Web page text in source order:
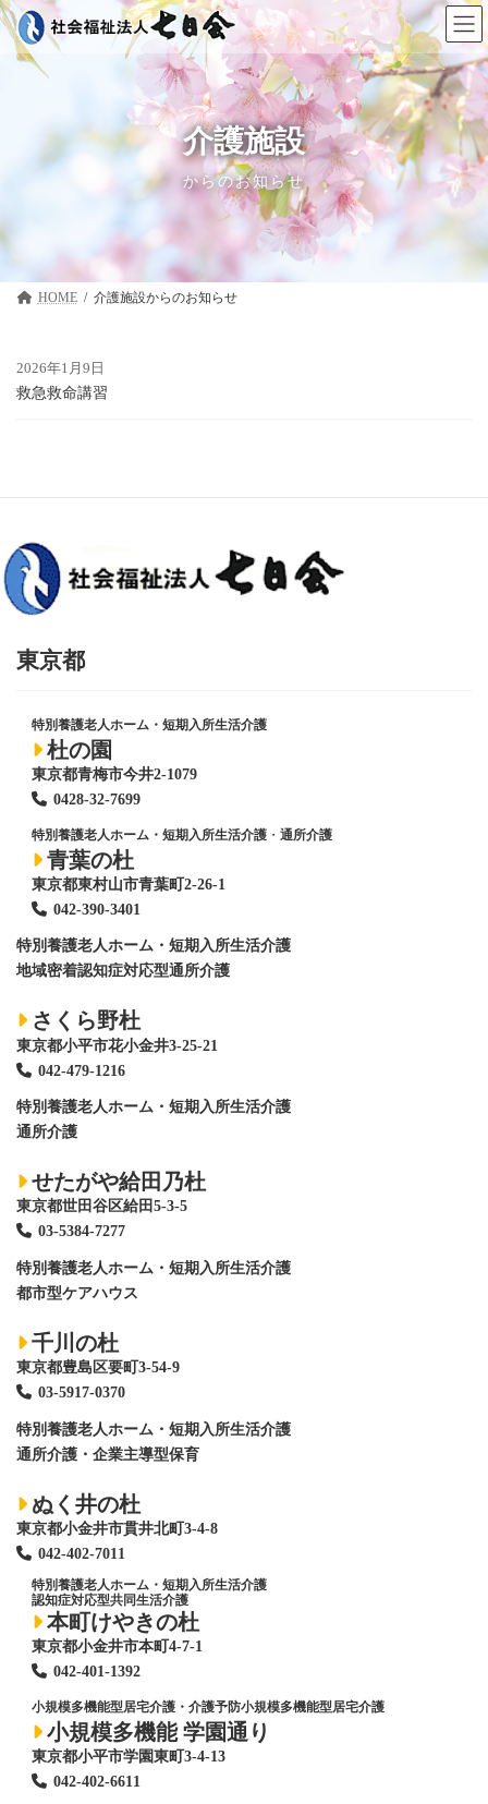
コ
ン
ナ
ビ
介護施設
からのお知らせ
HOME 介護施設
2026年1月9日
救急救命講習
東京都
特別養護老人ホーム・短期入所生活介護
杜の園
東京都青梅市今井2-1079
0428-32-7699
特別養護老人ホーム・短期入所生活介護 ・ 通所介護
青葉の杜
東京都東村山市青葉町2-26-1
042-390-3401
特別養護老人ホーム ・短期入所生活介護
地域密着認知症対応型通所介護
さくら野杜
東京都小平市花小金井3-25-21
042-479-1216
特別養護老人ホーム ・短期入所生活介護
通所介護
せたがや給田乃杜
東京都世田谷区給田5-3-5
03-5384-7277
特別養護老人ホーム ・短期入所生活介護
都市型ケアハウス
千川の杜
東京都豊島区要町3-54-9
03-5917-0370
特別養護老人ホーム ・短期入所生活介護
通所介護・企業主導型保育
ぬく井の杜
東京都小金井市貫井北町3-4-8
042-402-7011
特別養護老人ホーム ・短期入所生活介護
認知症対応型共同生活介護
本町けやきの杜
東京都小金井市本町4-7-1
042-401-1392
小規模多機能型居宅介護・介護予防小規模多機能型居宅介護
小規模多機能 学園通り
東京都小平市学園東町3-4-13
042-402-6611